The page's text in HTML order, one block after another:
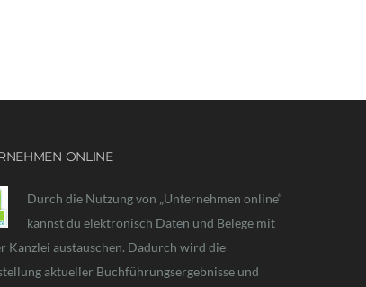
ONLINE
Durch die Nutzung von „Unternehmen online“
kannst du elektronisch Daten und Belege mit
Kanzlei austauschen. Dadurch wird die
aktueller Buchführungsergebnisse und